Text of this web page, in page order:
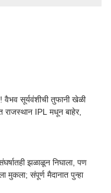
सूर्यवंशीची तुफानी खेळी
राजस्थान IPL मधून बाहेर,
झळाळून निघाला, पण
मुकला; संपूर्ण मैदानात पुन्हा